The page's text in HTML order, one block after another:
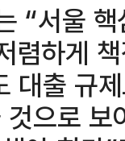
“서울
렴하게
대출 규
으로